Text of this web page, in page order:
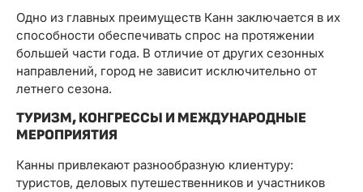
Одно из главных преимуществ Канн заключается в их
способности обеспечивать спрос на протяжении
большей части года. В отличие от других сезонных
направлений, город не зависит исключительно от
летнего сезона.
ТУРИЗМ, КОНГРЕССЫ И МЕЖДУНАРОДНЫЕ
МЕРОПРИЯТИЯ
Канны привлекают разнообразную клиентуру:
туристов, деловых путешественников и участников